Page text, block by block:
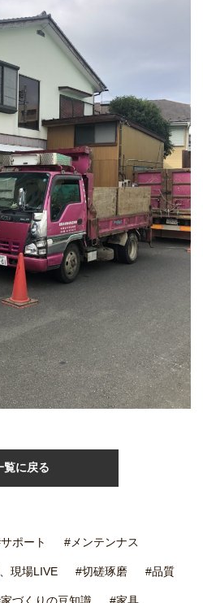
覧に戻る
ポート #メンテンナス
現場LIVE #切磋琢磨 #品質
づくりの豆知識 #家具